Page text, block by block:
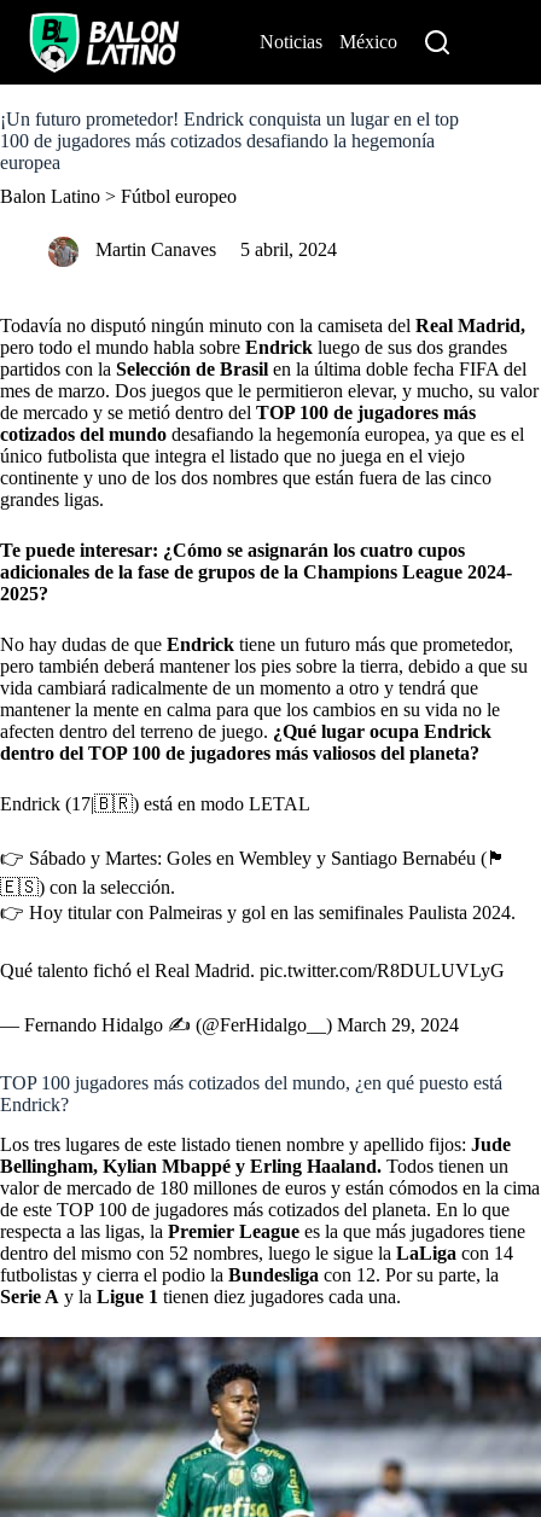
o
c
o
t
Noticias México
¡Un futuro prometedor! Endrick conquista un lugar en el top
100 de jugadores más cotizados desafiando la hegemonía
europea
Balon Latino > Fútbol europeo
Martin Canaves 5 abril, 2024
Todavía no disputó ningún minuto con la camiseta del Real Madrid,
pero todo el mundo habla sobre Endrick luego de sus dos grandes
partidos con la Selección de Brasil en la última doble fecha FIFA del
mes de marzo. Dos juegos que le permitieron elevar, y mucho, su valor
de mercado y se metió dentro del TOP 100 de jugadores más
cotizados del mundo desafiando la hegemonía europea, ya que es el
único futbolista que integra el listado que no juega en el viejo
continente y uno de los dos nombres que están fuera de las cinco
grandes ligas.
Te puede interesar: ¿Cómo se asignarán los cuatro cupos
adicionales de la fase de grupos de la Champions League 2024-
2025?
No hay dudas de que Endrick tiene un futuro más que prometedor,
pero también deberá mantener los pies sobre la tierra, debido a que su
vida cambiará radicalmente de un momento a otro y tendrá que
mantener la mente en calma para que los cambios en su vida no le
afecten dentro del terreno de juego. ¿Qué lugar ocupa Endrick
dentro del TOP 100 de jugadores más valiosos del planeta?
Endrick (17|🇧🇷) está en modo LETAL
👉 Sábado y Martes: Goles en Wembley y Santiago Bernabéu (🏴󠁧󠁢󠁥󠁮󠁧󠁿
🇪🇸) con la selección.
👉 Hoy titular con Palmeiras y gol en las semifinales Paulista 2024.
Qué talento fichó el Real Madrid. pic.twitter.com/R8DULUVLyG
— Fernando Hidalgo ✍ (@FerHidalgo__) March 29, 2024
TOP 100 jugadores más cotizados del mundo, ¿en qué puesto está
Endrick?
Los tres lugares de este listado tienen nombre y apellido fijos: Jude
Bellingham, Kylian Mbappé y Erling Haaland. Todos tienen un
valor de mercado de 180 millones de euros y están cómodos en la cima
de este TOP 100 de jugadores más cotizados del planeta. En lo que
respecta a las ligas, la Premier League es la que más jugadores tiene
dentro del mismo con 52 nombres, luego le sigue la LaLiga con 14
futbolistas y cierra el podio la Bundesliga con 12. Por su parte, la
Serie A y la Ligue 1 tienen diez jugadores cada una.